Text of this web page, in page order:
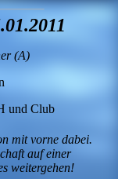
(A)
und Club
mit vorne dabei.
auf einer
weitergehen!